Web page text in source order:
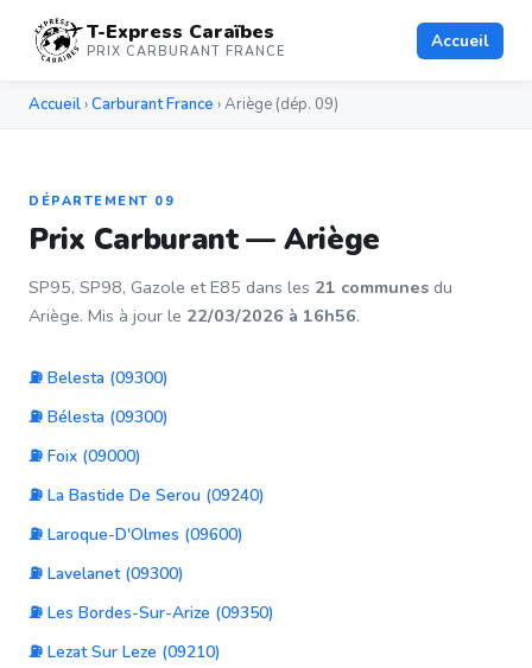
T-Express Caraïbes
PRIX CARBURANT FRANCE Accueil
Accueil ›Carburant France › Ariège (dép. 09)
DÉPARTEMENT 09
Prix Carburant — Ariège
SP95, SP98, Gazole et E85 dans les 21 communes du
Ariège. Mis à jour le 22/03/2026 à 16h56.
⛽ Belesta (09300)
⛽ Bélesta (09300)
⛽ Foix (09000)
⛽ La Bastide De Serou (09240)
⛽ Laroque-D'Olmes (09600)
⛽ Lavelanet (09300)
⛽ Les Bordes-Sur-Arize (09350)
⛽ Lezat Sur Leze (09210)